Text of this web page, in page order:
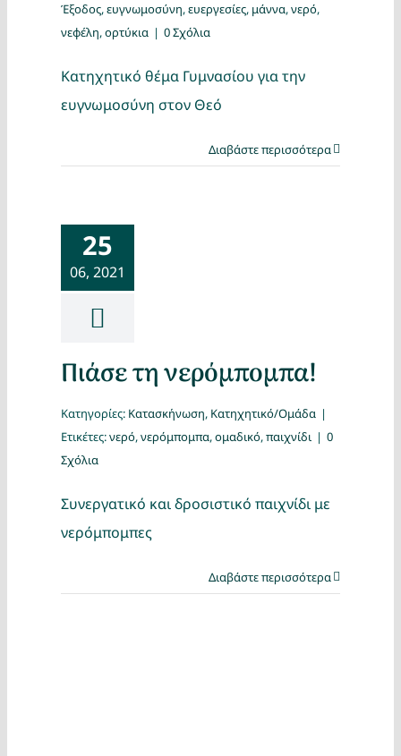
Έξοδος,ευγνωμοσύνη,ευεργεσίες, μάννα,νερό,
νεφέλη,ορτύκια | 0 Σχόλια
Κατηχητικό θέμα Γυμνασίου για την
ευγνωμοσύνη στον Θεό
Διαβάστε περισσότερα
25
06, 2021
Πιάσε τη νερόμπομπα!
Κατηγορίες: Κατασκήνωση, Κατηχητικό/Ομάδα |
Ετικέτες:νερό,νερόμπομπα,ομαδικό,παιχνίδι | 0
Σχόλια
Συνεργατικό και δροσιστικό παιχνίδι με
νερόμπομπες
Διαβάστε περισσότερα